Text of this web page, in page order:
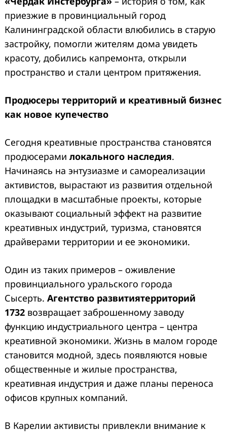
приезжие в провинциальный город
Калининградской области влюбились в старую
застройку, помогли жителям дома увидеть
красоту, добились капремонта, открыли
пространство и стали центром притяжения.
Продюсеры территорий и креативный бизнес
как новое купечество
Сегодня креативные пространства становятся
продюсерами локального наследия.
Начинаясь на энтузиазме и самореализации
активистов, вырастают из развития отдельной
площадки в масштабные проекты, которые
оказывают социальный эффект на развитие
креативных индустрий, туризма, становятся
драйверами территории и ее экономики.
Один из таких примеров – оживление
провинциального уральского города
Сысерть. Агентство развитиятерриторий
1732 возвращает заброшенному заводу
функцию индустриального центра – центра
креативной экономики. Жизнь в малом городе
становится модной, здесь появляются новые
общественные и жилые пространства,
креативная индустрия и даже планы переноса
офисов крупных компаний.
В Карелии активисты привлекли внимание к